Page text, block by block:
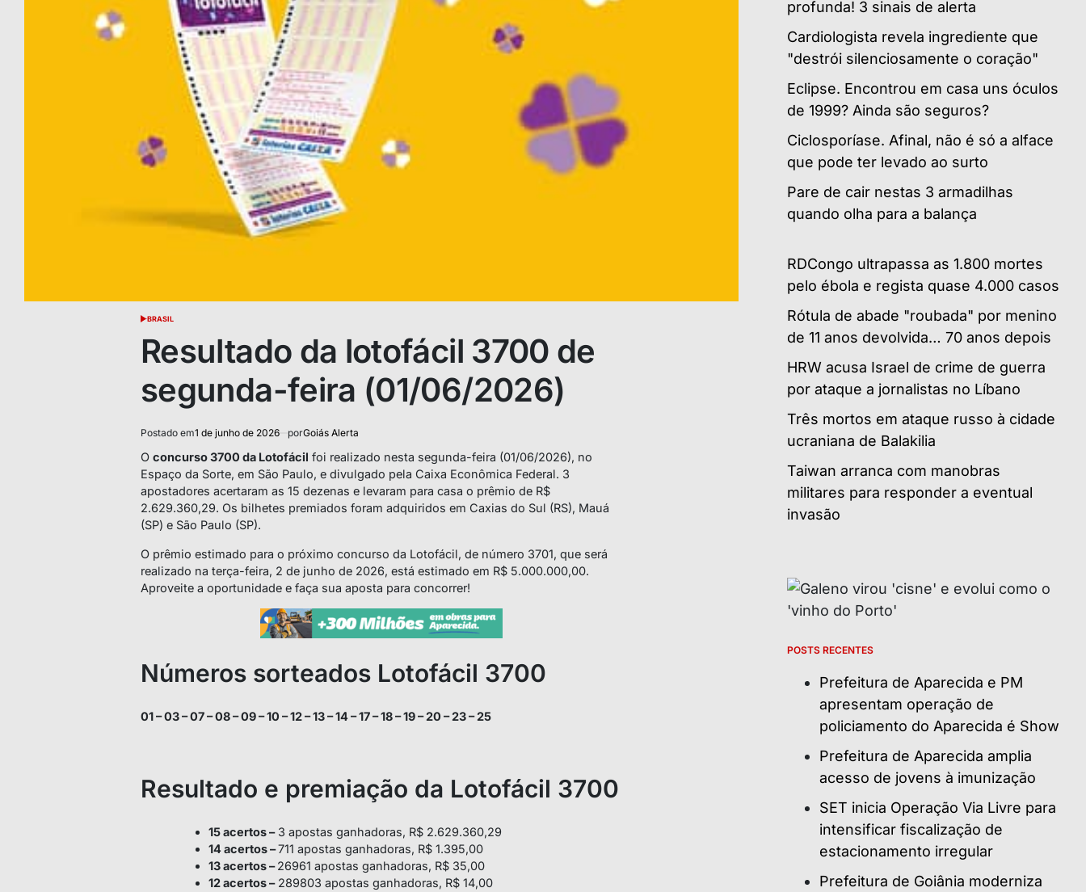
POSTED
BRASIL
Resultado da lotofácil 3700 de
segunda-feira (01/06/2026)
Postado em1 de junho de 2026 porGoiás Alerta
O concurso 3700 da Lotofácil foi realizado nesta segunda-feira (01/06/2026), no
Espaço da Sorte, em São Paulo, e divulgado pela Caixa Econômica Federal. 3
apostadores acertaram as 15 dezenas e levaram para casa o prêmio de R$
2.629.360,29. Os bilhetes premiados foram adquiridos em Caxias do Sul (RS), Mauá
(SP) e São Paulo (SP).
O prêmio estimado para o próximo concurso da Lotofácil, de número 3701, que será
realizado na terça-feira, 2 de junho de 2026, está estimado em R$ 5.000.000,00.
Aproveite a oportunidade e faça sua aposta para concorrer!
Números sorteados Lotofácil 3700
01 – 03 – 07 – 08 – 09 – 10 – 12 – 13 – 14 – 17 – 18 – 19 – 20 – 23 – 25
Resultado e premiação da Lotofácil 3700
15 acertos –3 apostas ganhadoras, R$ 2.629.360,29
14 acertos –711 apostas ganhadoras, R$ 1.395,00
13 acertos –26961 apostas ganhadoras, R$ 35,00
12 acertos –289803 apostas ganhadoras, R$ 14,00
profunda! 3 sinais de alerta
Cardiologista revela ingrediente que
"destrói silenciosamente o coração"
Eclipse. Encontrou em casa uns óculos
de 1999? Ainda são seguros?
Ciclosporíase. Afinal, não é só a alface
que pode ter levado ao surto
Pare de cair nestas 3 armadilhas
quando olha para a balança
RDCongo ultrapassa as 1.800 mortes
pelo ébola e regista quase 4.000 casos
Rótula de abade "roubada" por menino
de 11 anos devolvida… 70 anos depois
HRW acusa Israel de crime de guerra
por ataque a jornalistas no Líbano
Três mortos em ataque russo à cidade
ucraniana de Balakilia
Taiwan arranca com manobras
militares para responder a eventual
invasão
POSTS RECENTES
Prefeitura de Aparecida e PM
apresentam operação de
policiamento do Aparecida é Show
Prefeitura de Aparecida amplia
acesso de jovens à imunização
SET inicia Operação Via Livre para
intensificar fiscalização de
estacionamento irregular
Prefeitura de Goiânia moderniza